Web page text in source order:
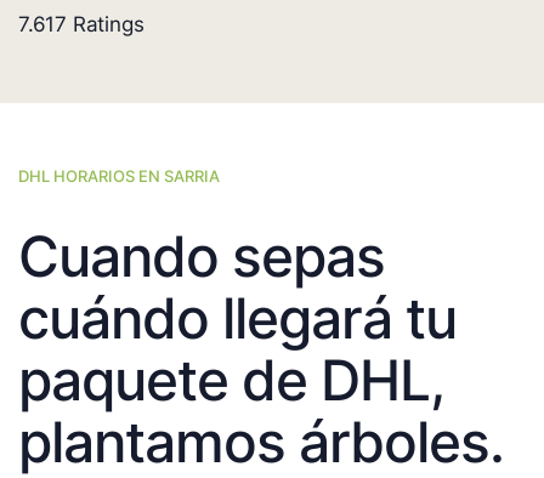
7.617 Ratings
DHL HORARIOS EN SARRIA
Cuando sepas
cuándo llegará tu
paquete de DHL,
plantamos árboles.